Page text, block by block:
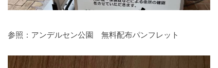
参照：アンデルセン公園 無料配布パンフレット